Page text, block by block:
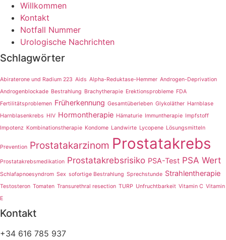
Willkommen
Kontakt
Notfall Nummer
Urologische Nachrichten
Schlagwörter
Abiraterone und Radium 223 Aids Alpha-Reduktase-Hemmer Androgen-Deprivation
Androgenblockade Bestrahlung Brachytherapie Erektionsprobleme FDA
Fertilitätsproblemen Früherkennung Gesamtüberleben Glykoläther Harnblase
Harnblasenkrebs HIV Hormontherapie Hämaturie Immuntherapie Impfstoff
Impotenz Kombinationstherapie Kondome Landwirte Lycopene Lösungsmitteln
Prevention Prostatakarzinom Prostatakrebs
Prostatakrebsmedikation Prostatakrebsrisiko PSA-Test PSA Wert
Schlafapnoesyndrom Sex sofortige Bestrahlung Sprechstunde Strahlentherapie
Testosteron Tomaten Transurethral resection TURP Unfruchtbarkeit Vitamin C Vitamin
E
Kontakt
+34 616 785 937